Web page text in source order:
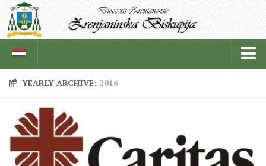
BISKUPSKI ORDINARIJAT
CRKVENE INSTITUCIJE
YEARLY ARCHIVE: 2016